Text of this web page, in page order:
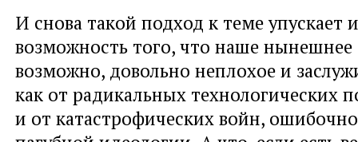
И снова такой подход к теме упускает
возможность того, что наше нынешнее
возможно, довольно неплохое и
как от радикальных технологических
и от катастрофических войн,